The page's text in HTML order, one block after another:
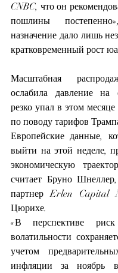
CNBC, что он
пошлины
назначение дало лишь
кратковременный рост
Масштабная
ослабила давление на
резко упал в этом
по поводу тарифов
Европейские данные,
выйти на этой неделе,
экономическую
считает Бруно
партнер Erlen Capital
Цюрихе.
«В перспективе
волатильности
учетом
инфляции за ноябрь